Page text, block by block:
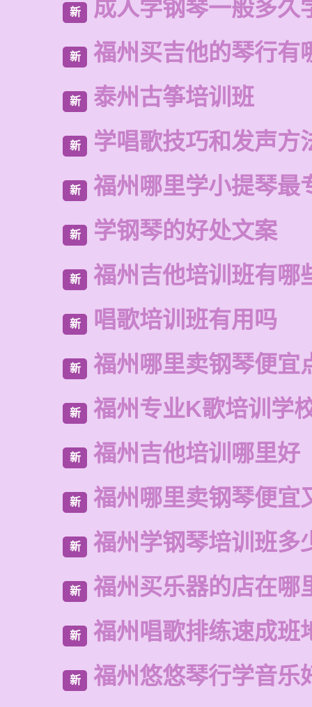
新 成人学钢琴一般多久
新 福州买吉他的琴行有
新 泰州古筝培训班
新 学唱歌技巧和发声方
新 福州哪里学小提琴最
新 学钢琴的好处文案
新 福州吉他培训班有哪
新 唱歌培训班有用吗
新 福州哪里卖钢琴便宜
新 福州专业K歌培训学
新 福州吉他培训哪里好
新 福州哪里卖钢琴便宜
新 福州学钢琴培训班多
新 福州买乐器的店在哪
新 福州唱歌排练速成班
新 福州悠悠琴行学音乐